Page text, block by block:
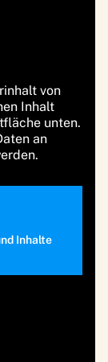
von
Inhalt
unten.
an
Inhalte